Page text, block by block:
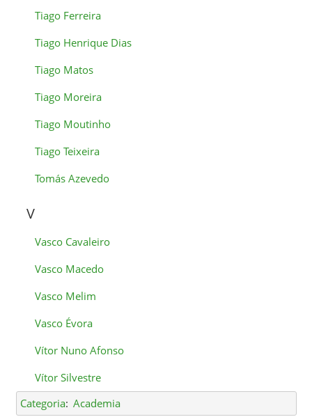
Tiago Ferreira
Tiago Henrique Dias
Tiago Matos
Tiago Moreira
Tiago Moutinho
Tiago Teixeira
Tomás Azevedo
V
Vasco Cavaleiro
Vasco Macedo
Vasco Melim
Vasco Évora
Vítor Nuno Afonso
Vítor Silvestre
Categoria: Academia